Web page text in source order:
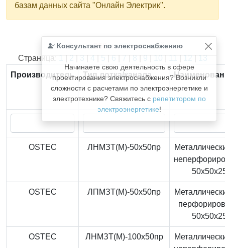
базам данных сайта "Онлайн Электрик".
Консультант по электроснабжению
Начинаете свою деятельность в сфере
проектирования электроснабжения? Возникли
сложности с расчетами по электроэнергетике и
электротехнике? Свяжитесь с репетитором по
электроэнергетике!
Найдено366из366записей.
Страница: 1 | 2 | 3 | 4 | 5 | 6 | 7 | 8 | 9 | 10 | 11 | 12 | 13
Производитель
Тип лотка/канала
OSTEC ЛНМЗТ(М)-50x50пр
OSTEC ЛПМЗТ(М)-50x50пр
OSTEC ЛНМЗТ(М)-100x50пр